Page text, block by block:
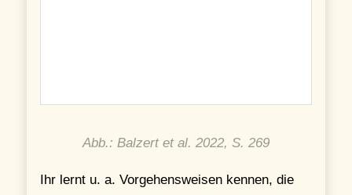
Abb.: Balzert et al. 2022, S. 269
Ihr lernt u. a. Vorgehensweisen kennen, die